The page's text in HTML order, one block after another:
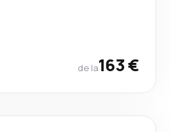
de la163 €